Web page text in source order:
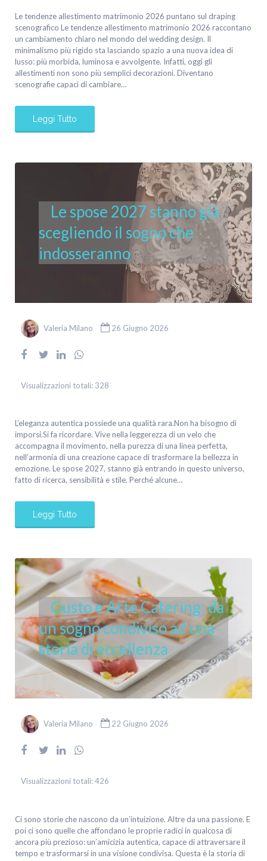
Le tendenze allestimento matrimonio 2026 puntano sul draping
scenografico Le tendenze allestimento matrimonio 2026 raccontano
un cambiamento chiaro nel mondo del wedding design. Il
minimalismo più rigido sta lasciando spazio a una nuova idea di
lusso: più morbida, luminosa e avvolgente. Infatti, oggi gli
allestimenti non sono più semplici decorazioni. Diventano
scenografie capaci di cambiare…
Leggi Tutto
Le spose 2027 stanno già
scegliendo il sogno che
indosseranno
Valeria Milano 26 Giugno 2026
Visualizzazioni totali: 328
L’eleganza autentica possiede una qualità rara.Non ha bisogno di
imporsi.Si fa ricordare. Vive nella leggerezza di un velo che
accompagna il movimento, nella purezza di una linea perfetta,
nell’armonia di una creazione capace di trasformare la bellezza in
emozione. Le spose 2027, stanno già entrando in questo universo,
fatto di ricerca, sensibilità e stile. Perché alcune…
Leggi Tutto
Gusto e Arte Catering: da
un sogno condiviso ad una
storia di eccellenza
Valeria Milano 22 Giugno 2026
Visualizzazioni totali:426
Ci sono storie che nascono da un’intuizione. Altre da una passione. E
poi ci sono quelle che affondano le proprie radici in qualcosa di
ancora più prezioso: un’amicizia autentica, capace di attraversare il
tempo e trasformarsi in una visione condivisa. Questa è la storia di